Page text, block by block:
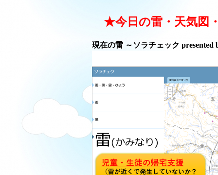
★今日の雷・天気図
現在の雷 ～ソラチェック presented